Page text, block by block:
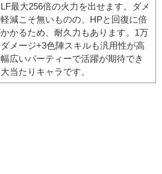
最大256倍の火力を出せます。ダメ
減こそ無いものの、HPと回復に倍
かるため、耐久力もあります。1万
メージ+3色陣スキルも汎用性が高
幅広いパーティーで活躍が期待でき
当たりキャラです。